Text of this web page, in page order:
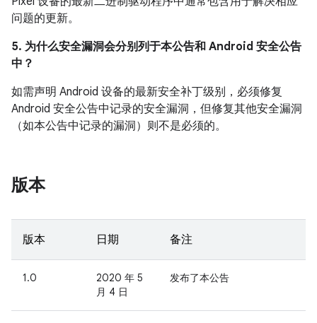
问题的更新。
5. 为什么安全漏洞会分别列于本公告和 Android 安全公告
中？
如需声明 Android 设备的最新安全补丁级别，必须修复
Android 安全公告中记录的安全漏洞，但修复其他安全漏洞
（如本公告中记录的漏洞）则不是必须的。
版本
版本 日期 备注
1.0
2020 年 5
月 4 日
发布了本公告